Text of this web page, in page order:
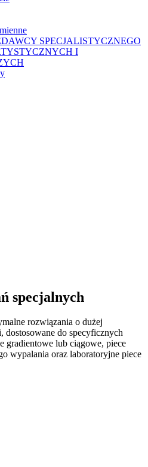
SPECJALISTYCZNEGO
I
specjalnych
rozwiązania o dużej
dostosowane do specyficznych
gradientowe lub ciągowe, piece
wypalania oraz laboratoryjne piece